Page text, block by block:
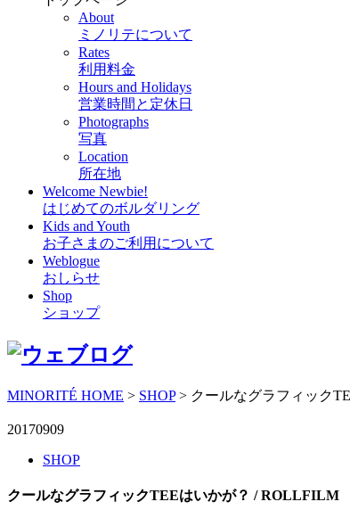
About
ミノリテについて
Rates
利用料金
Hours and Holidays
営業時間と定休日
Photographs
写真
Location
所在地
Welcome Newbie!
はじめてのボルダリング
Kids and Youth
お子さまのご利用について
Weblogue
おしらせ
Shop
ショップ
MINORITÉ HOME > SHOP> クールなグラフィック
20170909
SHOP
クールなグラフィックTEEはいかが？ / ROLLFILM